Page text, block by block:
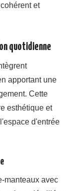
et
quotidienne
apportant une
Cette
esthétique et
d'entrée
manteaux avec